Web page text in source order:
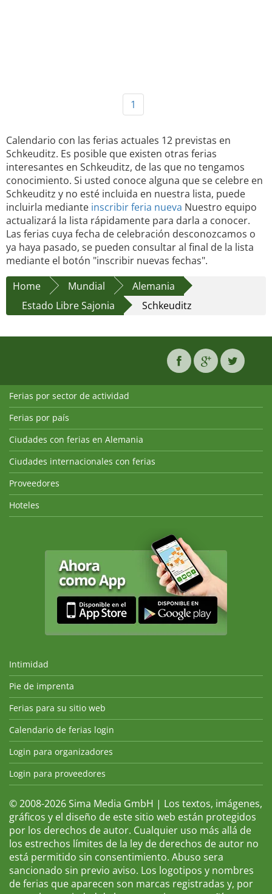
1
Calendario con las ferias actuales 12 previstas en
Schkeuditz. Es posible que existen otras ferias
interesantes en Schkeuditz, de las que no tengamos
conocimiento. Si usted conoce alguna que se celebre en
Schkeuditz y no esté incluida en nuestra lista, puede
incluirla mediante inscribir feria nueva Nuestro equipo
actualizará la lista rápidamente para darla a conocer.
Las ferias cuya fecha de celebración desconozcamos o
ya haya pasado, se pueden consultar al final de la lista
mediante el botón "inscribir nuevas fechas".
Home
Mundial
Alemania
Estado Libre Sajonia
Schkeuditz
Ferias por sector de actividad
Ferias por país
Ciudades con ferias en Alemania
Ciudades internacionales con ferias
Proveedores
Hoteles
Intimidad
Pie de imprenta
Ferias para su sitio web
Calendario de ferias login
Login para organizadores
Login para proveedores
© 2008-2026 Sima Media GmbH | Los textos, imágenes,
gráficos y el diseño de este sitio web están protegidos
por los derechos de autor. Cualquier uso más allá de
los estrechos límites de la ley de derechos de autor no
está permitido sin consentimiento. Abuso sera
sancionado sin previo aviso. Los logotipos y nombres
de ferias que aparecen son marcas registradas y, por